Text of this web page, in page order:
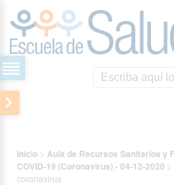
Inicio > Aula de Recursos Sanitarios y
COVID-19 (Coronavirus) - 04-12-2020 >
coronavirus